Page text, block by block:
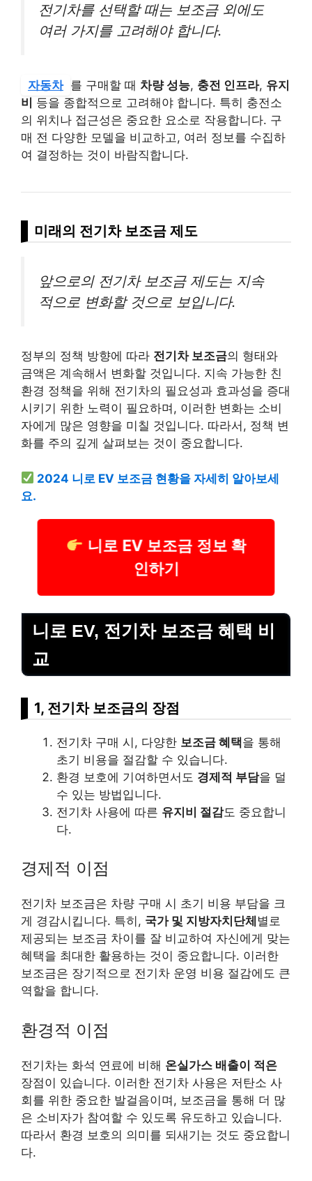
전기차를 선택할 때는 보조금 외에도
여러 가지를 고려해야 합니다.
자동차 를 구매할 때 차량 성능, 충전 인프라, 유지
비 등을 종합적으로 고려해야 합니다. 특히 충전소
의 위치나 접근성은 중요한 요소로 작용합니다. 구
매 전 다양한 모델을 비교하고, 여러 정보를 수집하
여 결정하는 것이 바람직합니다.
미래의 전기차 보조금 제도
앞으로의 전기차 보조금 제도는 지속
적으로 변화할 것으로 보입니다.
정부의 정책 방향에 따라 전기차 보조금의 형태와
금액은 계속해서 변화할 것입니다. 지속 가능한 친
환경 정책을 위해 전기차의 필요성과 효과성을 증대
시키기 위한 노력이 필요하며, 이러한 변화는 소비
자에게 많은 영향을 미칠 것입니다. 따라서, 정책 변
화를 주의 깊게 살펴보는 것이 중요합니다.
2024 니로 EV 보조금 현황을 자세히 알아보세
요.
니로 EV 보조금 정보 확
인하기
니로 EV, 전기차 보조금 혜택 비
교
1, 전기차 보조금의 장점
전기차 구매 시, 다양한 보조금 혜택을 통해
초기 비용을 절감할 수 있습니다.
환경 보호에 기여하면서도 경제적 부담을 덜
수 있는 방법입니다.
전기차 사용에 따른 유지비 절감도 중요합니
다.
경제적 이점
전기차 보조금은 차량 구매 시 초기 비용 부담을 크
게 경감시킵니다. 특히, 국가 및 지방자치단체 별로
제공되는 보조금 차이를 잘 비교하여 자신에게 맞는
혜택을 최대한 활용하는 것이 중요합니다. 이러한
보조금은 장기적으로 전기차 운영 비용 절감에도 큰
역할을 합니다.
환경적 이점
전기차는 화석 연료에 비해 온실가스 배출이 적은
장점이 있습니다. 이러한 전기차 사용은 저탄소 사
회를 위한 중요한 발걸음이며, 보조금을 통해 더 많
은 소비자가 참여할 수 있도록 유도하고 있습니다.
따라서 환경 보호의 의미를 되새기는 것도 중요합니
다.